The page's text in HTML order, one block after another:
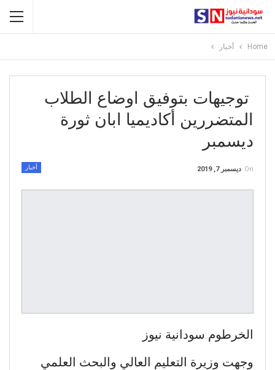
Home أخبار
توجيهات بتوفيق اوضاع الطلاب
المتضررين أكاديميا ابان ثورة
ديسمبر
أخبار On ديسمبر 7, 2019
الخرطوم سودانية نيوز
وجهت وزيرة التعليم العالي والبحث العلمي